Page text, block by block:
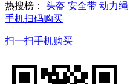
热搜榜： 头盔 安全带 动力绳
手机扫码购买
扫一扫手机购买